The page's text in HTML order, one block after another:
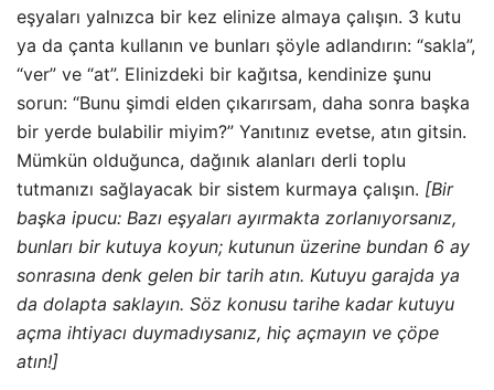
eşyaları yalnızca bir kez elinize almaya çalışın. 3 kutu
ya da çanta kullanın ve bunları şöyle adlandırın: “sakla”,
“ver” ve “at”. Elinizdeki bir kağıtsa, kendinize şunu
sorun: “Bunu şimdi elden çıkarırsam, daha sonra başka
bir yerde bulabilir miyim?” Yanıtınız evetse, atın gitsin.
Mümkün olduğunca, dağınık alanları derli toplu
tutmanızı sağlayacak bir sistem kurmaya çalışın. [Bir
başka ipucu: Bazı eşyaları ayırmakta zorlanıyorsanız,
bunları bir kutuya koyun; kutunun üzerine bundan 6 ay
sonrasına denk gelen bir tarih atın. Kutuyu garajda ya
da dolapta saklayın. Söz konusu tarihe kadar kutuyu
açma ihtiyacı duymadıysanız, hiç açmayın ve çöpe
atın!]